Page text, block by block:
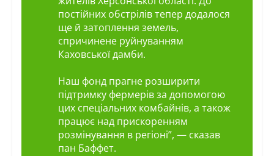
постійних обстрілів тепер додалося
ще й затоплення земель,
спричинене руйнуванням
Каховської дамби.
Наш фонд прагне розширити
підтримку фермерів за допомогою
цих спеціальних комбайнів, а також
працює над прискоренням
розмінування в регіоні”, — сказав
пан Баффет.